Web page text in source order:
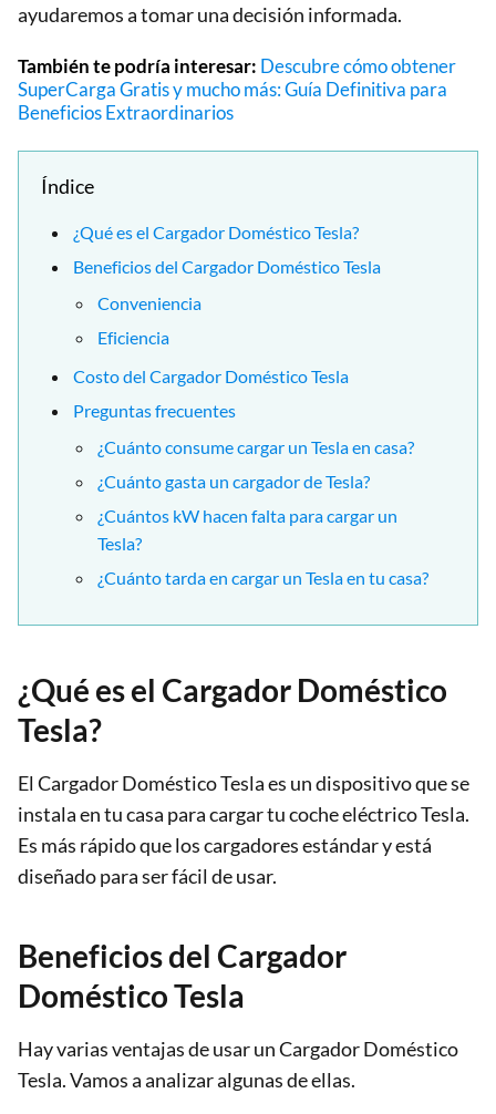
ayudaremos a tomar una decisión informada.
También te podría interesar: Descubre cómo obtener
SuperCarga Gratis y mucho más: Guía Definitiva para
Beneficios Extraordinarios
Índice
¿Qué es el Cargador Doméstico Tesla?
Beneficios del Cargador Doméstico Tesla
Conveniencia
Eficiencia
Costo del Cargador Doméstico Tesla
Preguntas frecuentes
¿Cuánto consume cargar un Tesla en casa?
¿Cuánto gasta un cargador de Tesla?
¿Cuántos kW hacen falta para cargar un
Tesla?
¿Cuánto tarda en cargar un Tesla en tu casa?
¿Qué es el Cargador Doméstico
Tesla?
El Cargador Doméstico Tesla es un dispositivo que se
instala en tu casa para cargar tu coche eléctrico Tesla.
Es más rápido que los cargadores estándar y está
diseñado para ser fácil de usar.
Beneficios del Cargador
Doméstico Tesla
Hay varias ventajas de usar un Cargador Doméstico
Tesla. Vamos a analizar algunas de ellas.